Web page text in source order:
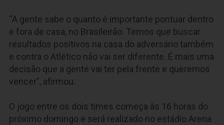
“A gente sabe o quanto é importante pontuar dentro
e fora de casa, no Brasileirão. Temos que buscar
resultados positivos na casa do adversário também
e contra o Atlético não vai ser diferente. É mais uma
decisão que a gente vai ter pela frente e queremos
vencer”, afirmou.
O jogo entre os dois times começa às 16 horas do
próximo domingo e será realizado no estádio Arena